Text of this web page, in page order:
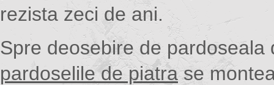
rezista zeci de ani.
Spre deosebire de pardoseala
pardoselile de piatrase